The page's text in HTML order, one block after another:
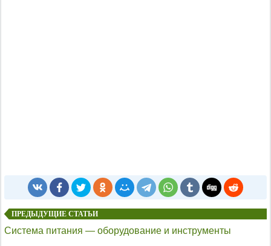
ПРЕДЫДУЩИЕ СТАТЬИ
Система питания — оборудование и инструменты